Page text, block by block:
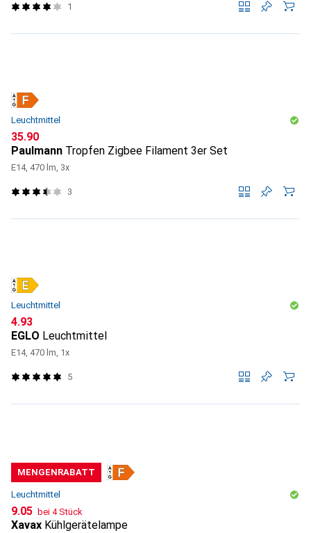
1
Leuchtmittel
CHF
35.90
Paulmann Tropfen Zigbee Filament 3er Set
E14, 470 lm, 3x
3
Leuchtmittel
CHF
4.93
EGLO Leuchtmittel
E14, 470 lm, 1x
5
MENGENRABATT
Leuchtmittel
CHF
9.05 bei 4 Stück
Xavax Kühlgerätelampe